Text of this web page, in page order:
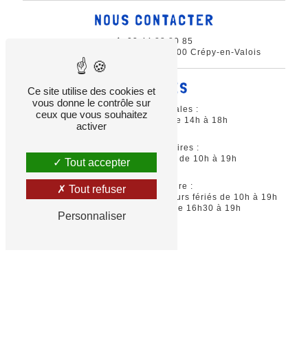
NOUS CONTACTER
03 44 88 80 85
14 Rue Gustave Eiffel, 60800 Crépy-en-Valois
HORAIRES
Vacances estivales :
Du mardi au samedi de 14h à 18h
Vacances scolaires :
Ouverture tous les jours de 10h à 19h
Période scolaire :
Mercredi, samedi, dimanche et jours fériés de 10h à 19h
ainsi que les vendredis de 16h30 à 19h
Ce site utilise des cookies et
vous donne le contrôle sur
ceux que vous souhaitez
activer
Tout accepter
Tout refuser
Personnaliser